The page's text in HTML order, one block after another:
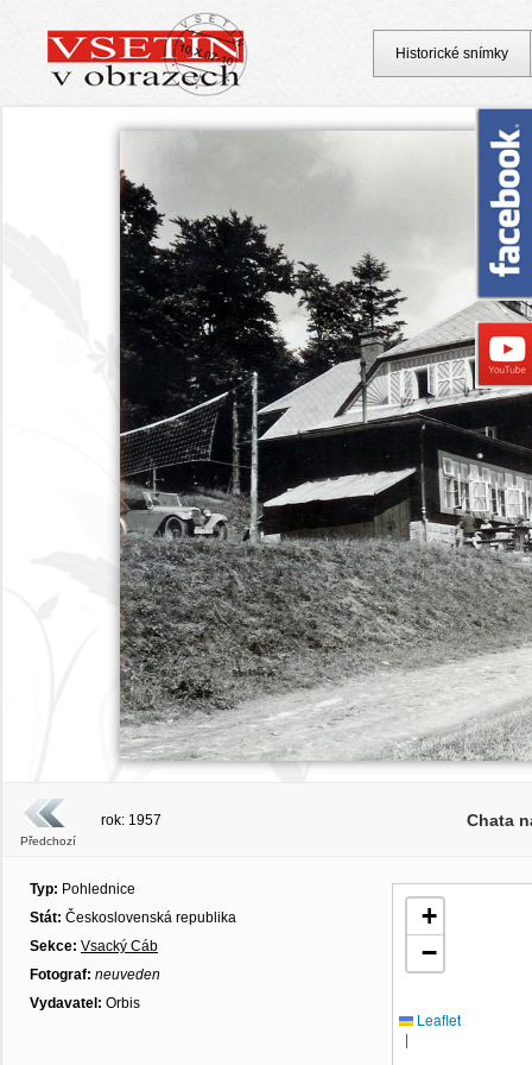
Předchozí
rok: 1957 Chata
Typ: Pohlednice
Stát: Československá republika
Sekce: Vsacký Cáb
Fotograf: neuveden
Vydavatel: Orbis
+
−
Leaflet
|
Historické snímky